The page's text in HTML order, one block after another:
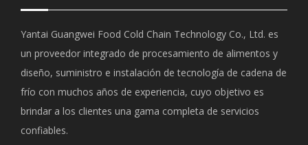
Yantai Guangwei Food Cold Chain Technology Co., Ltd. es
un proveedor integrado de procesamiento de alimentos y
diseño, suministro e instalación de tecnología de cadena de
frío con muchos años de experiencia, cuyo objetivo es
brindar a los clientes una gama completa de servicios
confiables.